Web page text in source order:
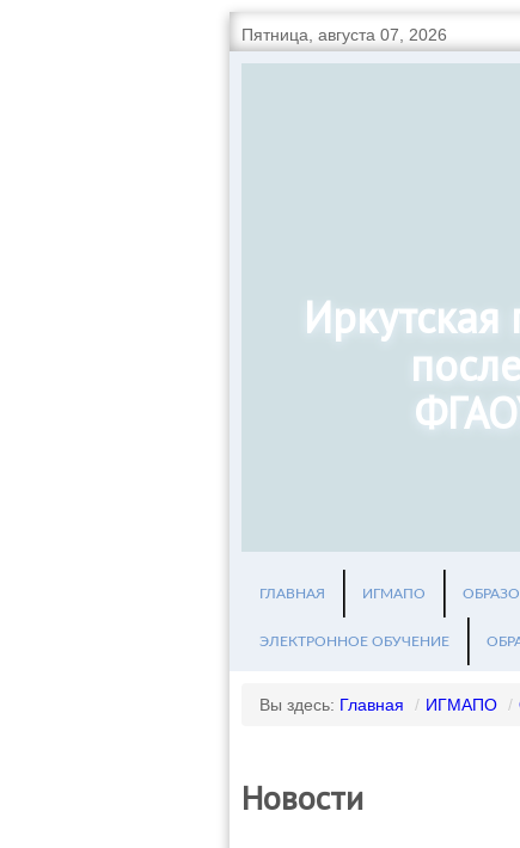
Пятница, августа 07, 2026
ГЛАВНАЯ ИГМАПО
ЭЛЕКТРОННОЕ ОБУЧЕНИЕ
Вы здесь: Главная / ИГМАПО /
Новости